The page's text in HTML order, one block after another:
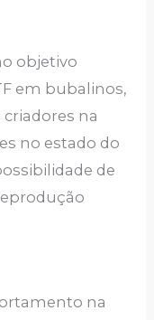
objetivo
em bubalinos,
na
no estado do
de
na